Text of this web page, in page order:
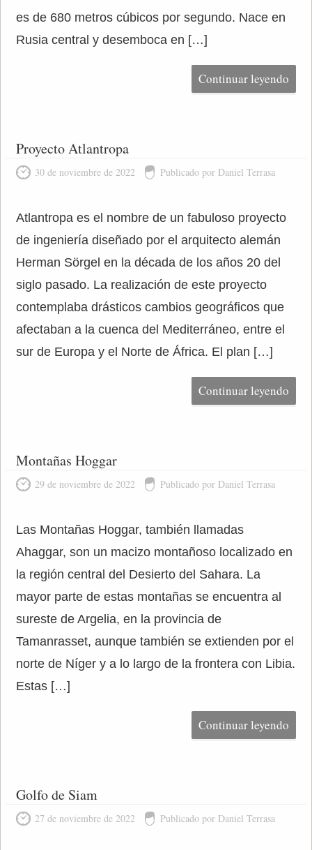
es de 680 metros cúbicos por segundo. Nace en
Rusia central y desemboca en […]
Continuar leyendo
Proyecto Atlantropa
30 de noviembre de 2022 Publicado por Daniel Terrasa
Atlantropa es el nombre de un fabuloso proyecto
de ingeniería diseñado por el arquitecto alemán
Herman Sörgel en la década de los años 20 del
siglo pasado. La realización de este proyecto
contemplaba drásticos cambios geográficos que
afectaban a la cuenca del Mediterráneo, entre el
sur de Europa y el Norte de África. El plan […]
Continuar leyendo
Montañas Hoggar
29 de noviembre de 2022 Publicado por Daniel Terrasa
Las Montañas Hoggar, también llamadas
Ahaggar, son un macizo montañoso localizado en
la región central del Desierto del Sahara. La
mayor parte de estas montañas se encuentra al
sureste de Argelia, en la provincia de
Tamanrasset, aunque también se extienden por el
norte de Níger y a lo largo de la frontera con Libia.
Estas […]
Continuar leyendo
Golfo de Siam
27 de noviembre de 2022 Publicado por Daniel Terrasa